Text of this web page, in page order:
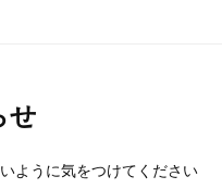
せ
ように気をつけてください